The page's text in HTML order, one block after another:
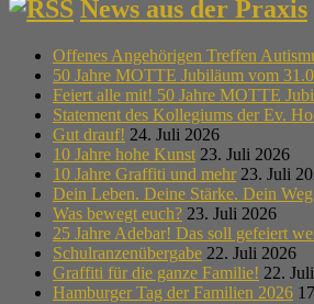
News aus der Praxis
Offenes Angehörigen Treffen
50 Jahre MOTTE Jubiläum vom
Feiert alle mit! 50 Jahre MOTTE
Statement des Kollegiums der Ev.
Gut drauf! 24. Juli 2026
10 Jahre hohe Kunst 23. Juli 2026
10 Jahre Graffiti und mehr 23. Juli
Dein Leben. Deine Stärke. Dein
Was bewegt euch? 23. Juli 2026
25 Jahre Adebar! Das soll gefeiert
Schulranzenübergabe 22. Juli 2026
Graffiti für die ganze Familie! 22.
Hamburger Tag der Familien 2026